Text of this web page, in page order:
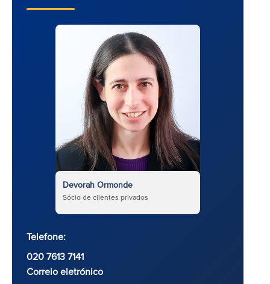
Devorah Ormonde
Sócio de clientes privados
Telefone:
020 7613 7141
Correio eletrónico